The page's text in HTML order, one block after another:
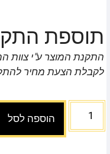
תוספת
התקנת המוצר ע"י צוות
לקבלת הצעת מחיר
הוספה לסל